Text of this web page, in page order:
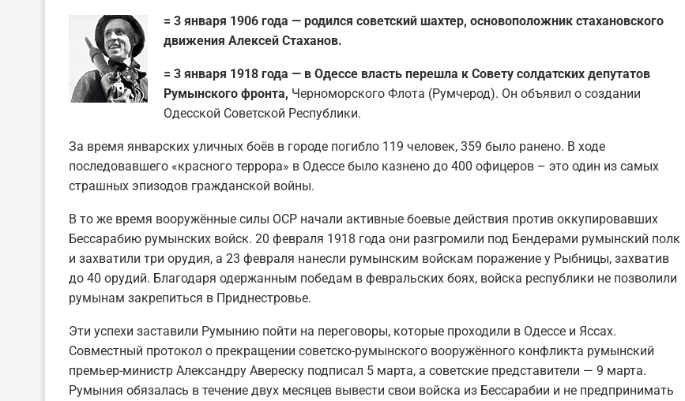
= 3 января 1906 года — родился советский шахтер, основоположник стахановского
движения Алексей Стаханов.
= 3 января 1918 года — в Одессе власть перешла к Совету солдатских депутатов
Румынского фронта, Черноморского Флота (Румчерод). Он объявил о создании
Одесской Советской Республики.
За время январских уличных боёв в городе погибло 119 человек, 359 было ранено. В ходе
последовавшего «красного террора» в Одессе было казнено до 400 офицеров – это один из самых
страшных эпизодов гражданской войны.
В то же время вооружённые силы ОСР начали активные боевые действия против оккупировавших
Бессарабию румынских войск. 20 февраля 1918 года они разгромили под Бендерами румынский полк
и захватили три орудия, а 23 февраля нанесли румынским войскам поражение у Рыбницы, захватив
до 40 орудий. Благодаря одержанным победам в февральских боях, войска республики не позволили
румынам закрепиться в Приднестровье.
Эти успехи заставили Румынию пойти на переговоры, которые проходили в Одессе и Яссах.
Совместный протокол о прекращении советско-румынского вооружённого конфликта румынский
премьер-министр Александру Авереску подписал 5 марта, а советские представители — 9 марта.
Румыния обязалась в течение двух месяцев вывести свои войска из Бессарабии и не предпринимать